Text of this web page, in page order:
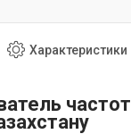
Характеристики